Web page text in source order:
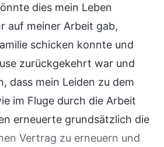
dies mein Leben
auf meiner Arbeit gab,
schicken konnte und
zurückgekehrt war und
dass mein Leiden zu dem
im Fluge durch die Arbeit
erneuerte grundsätzlich die
Vertrag zu erneuern und